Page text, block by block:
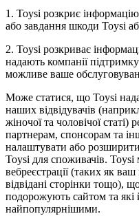
1. Toysi розкриє
або завдання шкоди Toysi
2. Toysi розкриває
надають компанії
можливе ваше
Може статися, що Toysi
наших відвідувачів
жіночої та чоловічої статі)
партнерам, спонсорам та
налаштувати або розширити
Toysi для споживачів. Toysi
вебреєстрації (таких як
відвідані сторінки тощо),
подорожують сайтом та які
найпопулярнішими.